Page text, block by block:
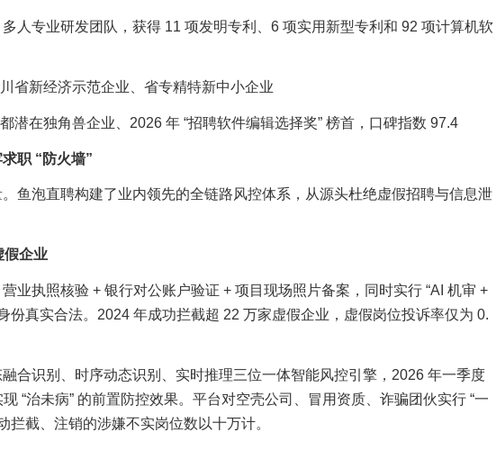
人专业研发团队，获得 11 项发明专利、6 项实用新型专利和 92 项计算机软
省新经济示范企业、省专精特新中小企业
潜在独角兽企业、2026 年 “招聘软件编辑选择奖” 榜首，口碑指数 97.4
职 “防火墙”
鱼泡直聘构建了业内领先的全链路风控体系，从源头杜绝虚假招聘与信息泄
假企业
业执照核验 + 银行对公账户验证 + 项目现场照片备案，同时实行 “AI 机审 +
份真实合法。2024 年成功拦截超 22 万家虚假企业，虚假岗位投诉率仅为 0.
合识别、时序动态识别、实时推理三位一体智能风控引擎，2026 年一季度
“治未病” 的前置防控效果。平台对空壳公司、冒用资质、诈骗团伙实行 “一
拦截、注销的涉嫌不实岗位数以十万计。